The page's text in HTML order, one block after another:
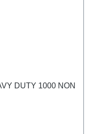
DUTY 1000 NON